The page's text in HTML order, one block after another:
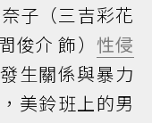
子（三吉彩花
介 飾） 性侵
生關係與暴力
美鈴班上的男